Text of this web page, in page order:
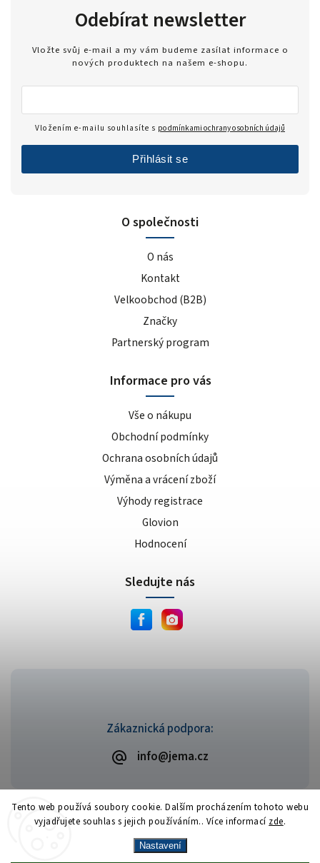
Tento web používá soubory cookie. Dalším procházením tohoto webu
vyjadřujete souhlas s jejich používáním.. Více informací zde.
Nastavení
Zákaznická podpora:
info@jema.cz
O společnosti
O nás
Kontakt
Velkoobchod (B2B)
Značky
Partnerský program
Informace pro vás
Vše o nákupu
Obchodní podmínky
Ochrana osobních údajů
Výměna a vrácení zboží
Výhody registrace
Glovion
Hodnocení
Odebírat newsletter
Vložte svůj e-mail a my vám budeme zasílat informace o
nových produktech na našem e-shopu.
Vložením e-mailu souhlasíte s podmínkami ochrany osobních údajů
Přihlásit se
Sledujte nás
Copyright 2026JEMA.cz. Všechna práva vyhrazena.
VytvořilShoptet| Design